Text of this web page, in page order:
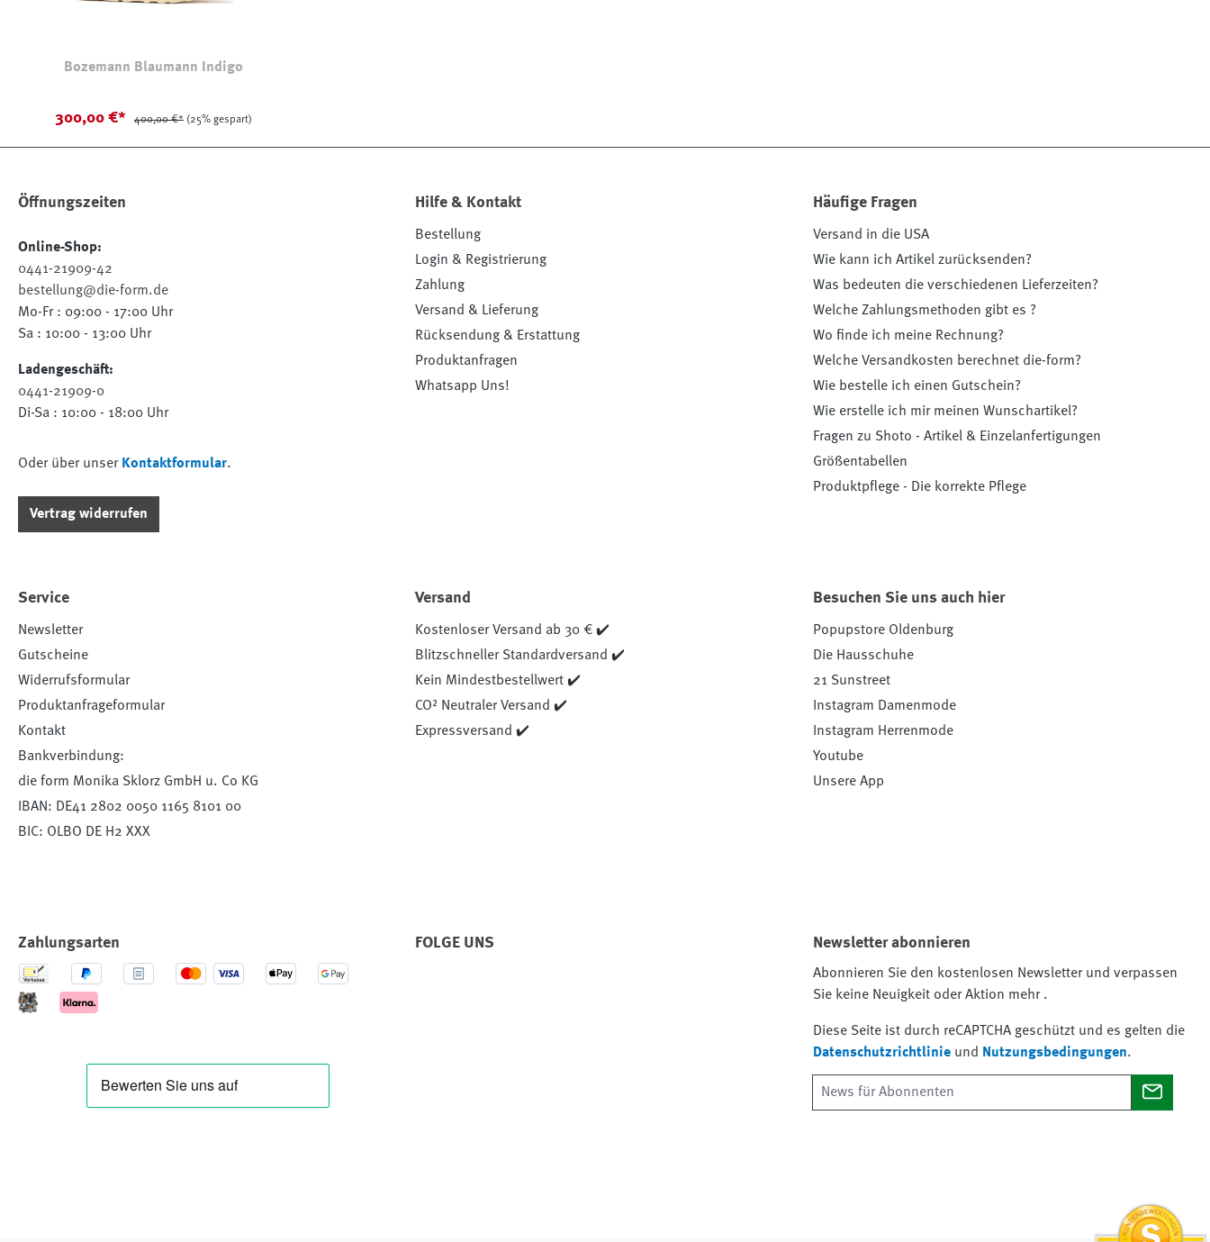
Bozemann Blaumann Indigo
300,00 €* 400,00 €* (25% gespart)
Öffnungszeiten
Online-Shop:
0441-21909-42
bestellung@die-form.de
Mo-Fr : 09:00 - 17:00 Uhr
Sa : 10:00 - 13:00 Uhr
Ladengeschäft:
0441-21909-0
Di-Sa : 10:00 - 18:00 Uhr
Oder über unser Kontaktformular.
Vertrag widerrufen
Hilfe & Kontakt
Bestellung
Login & Registrierung
Zahlung
Versand & Lieferung
Rücksendung & Erstattung
Produktanfragen
Whatsapp Uns!
Häufige Fragen
Versand in die USA
Wie kann ich Artikel zurücksenden?
Was bedeuten die verschiedenen Lieferzeiten?
Welche Zahlungsmethoden gibt es ?
Wo finde ich meine Rechnung?
Welche Versandkosten berechnet die-form?
Wie bestelle ich einen Gutschein?
Wie erstelle ich mir meinen Wunschartikel?
Fragen zu Shoto - Artikel & Einzelanfertigungen
Größentabellen
Produktpflege - Die korrekte Pflege
Service
Newsletter
Gutscheine
Widerrufsformular
Produktanfrageformular
Kontakt
Bankverbindung:
die form Monika Sklorz GmbH u. Co KG
IBAN: DE41 2802 0050 1165 8101 00
BIC: OLBO DE H2 XXX
Versand
Kostenloser Versand ab 30 € ✔️
Blitzschneller Standardversand ✔️
Kein Mindestbestellwert ✔️
CO² Neutraler Versand ✔️
Expressversand ✔️
Besuchen Sie uns auch hier
Popupstore Oldenburg
Die Hausschuhe
21 Sunstreet
Instagram Damenmode
Instagram Herrenmode
Youtube
Unsere App
Zahlungsarten FOLGE UNS Newsletter abonnieren
Abonnieren Sie den kostenlosen Newsletter und verpassen
Sie keine Neuigkeit oder Aktion mehr .
Diese Seite ist durch reCAPTCHA geschützt und es gelten die
Datenschutzrichtlinieund Nutzungsbedingungen.